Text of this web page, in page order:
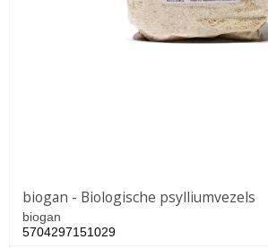
biogan - Biologische psylliumvezels
biogan
5704297151029